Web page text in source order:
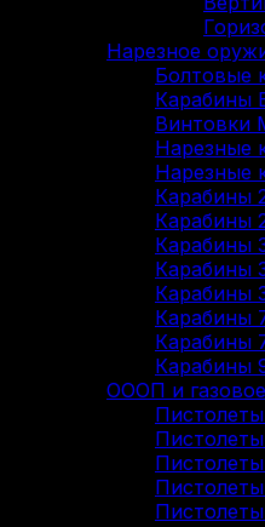
Нарезное
Болтовые
Карабины
Винтовки
Нарезные
Нарезные
Карабины
Карабины
Карабины
Карабины
Карабины
Карабины
Карабины
Карабины
ОООП и